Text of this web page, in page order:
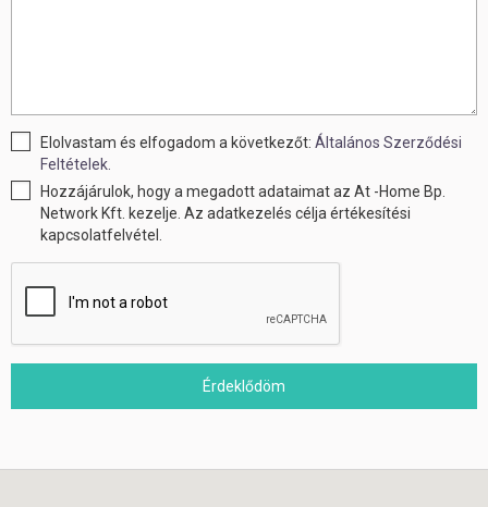
Elolvastam és elfogadom a következőt:Általános Szerződési
Feltételek.
Hozzájárulok, hogy a megadott adataimat az At -Home Bp.
Network Kft. kezelje. Az adatkezelés célja értékesítési
kapcsolatfelvétel.
Érdeklődöm